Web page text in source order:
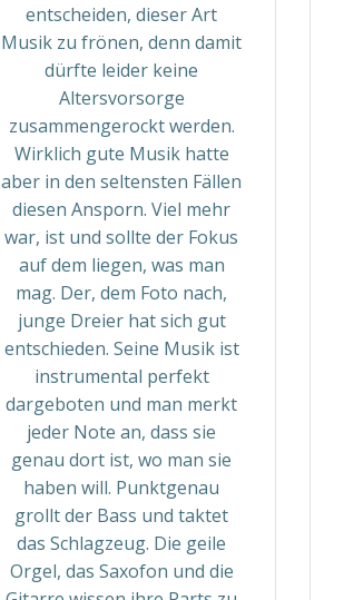
entscheiden, dieser Art
Musik zu frönen, denn damit
dürfte leider keine
Altersvorsorge
zusammengerockt werden.
Wirklich gute Musik hatte
aber in den seltensten Fällen
diesen Ansporn. Viel mehr
war, ist und sollte der Fokus
auf dem liegen, was man
mag. Der, dem Foto nach,
junge Dreier hat sich gut
entschieden. Seine Musik ist
instrumental perfekt
dargeboten und man merkt
jeder Note an, dass sie
genau dort ist, wo man sie
haben will. Punktgenau
grollt der Bass und taktet
das Schlagzeug. Die geile
Orgel, das Saxofon und die